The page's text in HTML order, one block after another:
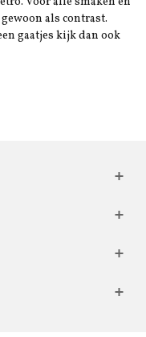
als contrast.
gaatjes kijk dan ook